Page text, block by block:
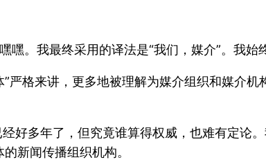
。我最终采用的译法是“我们，媒介”。我始
严格来讲，更多地被理解为媒介组织和媒介
好多年了，但究竟谁算得权威，也难有定论
新闻传播组织机构。